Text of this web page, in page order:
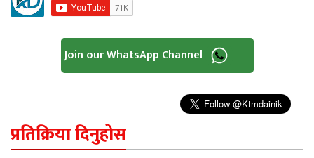
Join our WhatsApp Channel
प्रतिक्रिया दिनुहोस